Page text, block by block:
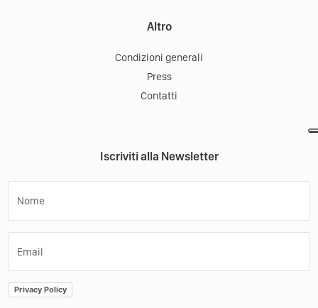
Altro
Condizioni generali
Press
Contatti
Iscriviti alla Newsletter
Nome
Email
Privacy Policy